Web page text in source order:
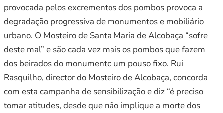
provocada pelos excrementos dos pombos provoca a
degradação progressiva de monumentos e mobiliário
urbano. O Mosteiro de Santa Maria de Alcobaça “sofre
deste mal” e são cada vez mais os pombos que fazem
dos beirados do monumento um pouso fixo. Rui
Rasquilho, director do Mosteiro de Alcobaça, concorda
com esta campanha de sensibilização e diz “é preciso
tomar atitudes, desde que não implique a morte dos